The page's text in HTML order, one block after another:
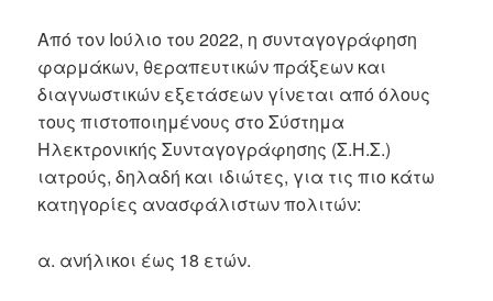
Από τον Ιούλιο του 2022, η συνταγογράφηση
φαρμάκων, θεραπευτικών πράξεων και
διαγνωστικών εξετάσεων γίνεται από όλους
τους πιστοποιημένους στο Σύστημα
Ηλεκτρονικής Συνταγογράφησης (Σ.Η.Σ.)
ιατρούς, δηλαδή και ιδιώτες, για τις πιο κάτω
κατηγορίες ανασφάλιστων πολιτών:
α. ανήλικοι έως 18 ετών.